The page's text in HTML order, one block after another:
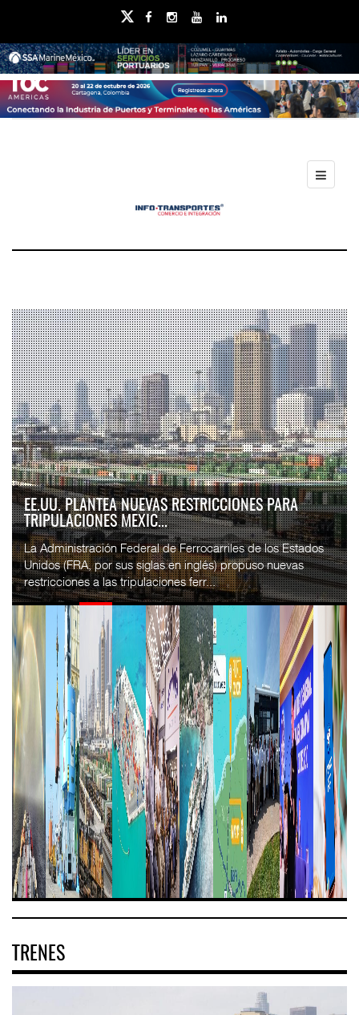
EE.UU. PLANTEA NUEVAS RESTRICCIONES PARA
TRIPULACIONES MEXIC...
La Administración Federal de Ferrocarriles de los Estados
Unidos (FRA, por sus siglas en inglés) propuso nuevas
restricciones a las tripulaciones ferr...
TRENES